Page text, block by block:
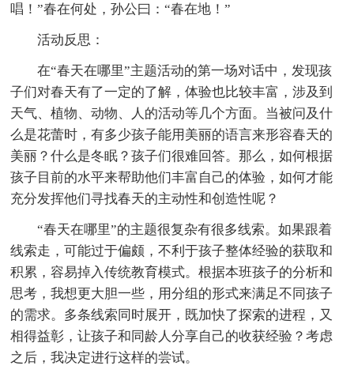
唱！”春在何处，孙公曰：“春在地！”
活动反思：
在“春天在哪里”主题活动的第一场对话中，发现孩
子们对春天有了一定的了解，体验也比较丰富，涉及到
天气、植物、动物、人的活动等几个方面。当被问及什
么是花蕾时，有多少孩子能用美丽的语言来形容春天的
美丽？什么是冬眠？孩子们很难回答。那么，如何根据
孩子目前的水平来帮助他们丰富自己的体验，如何才能
充分发挥他们寻找春天的主动性和创造性呢？
“春天在哪里”的主题很复杂有很多线索。如果跟着
线索走，可能过于偏颇，不利于孩子整体经验的获取和
积累，容易掉入传统教育模式。根据本班孩子的分析和
思考，我想更大胆一些，用分组的形式来满足不同孩子
的需求。多条线索同时展开，既加快了探索的进程，又
相得益彰，让孩子和同龄人分享自己的收获经验？考虑
之后，我决定进行这样的尝试。